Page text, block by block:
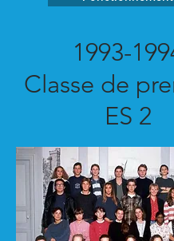
1993-
Classe de
ES 2